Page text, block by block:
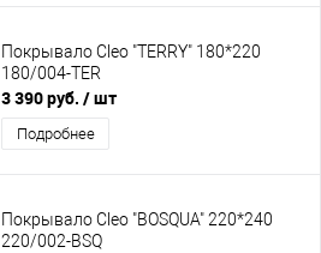
Покрывало Cleo "TERRY" 180*220
180/004-TER
3 390 руб. / шт
Подробнее
Покрывало Cleo "BOSQUA" 220*240
220/002-BSQ